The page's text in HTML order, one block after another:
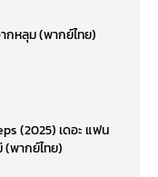
กหลุม (พากย์ไทย)
(2025) เดอะ แฟน
พากย์ไทย)